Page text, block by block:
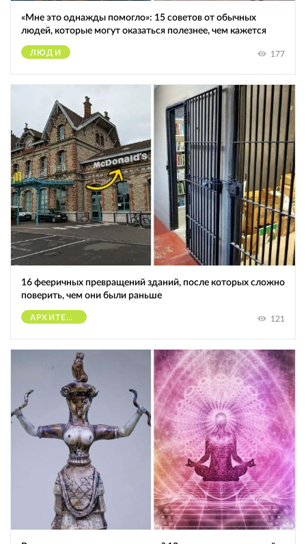
«Мне это однажды помогло»: 15 советов от обычных
людей, которые могут оказаться полезнее, чем кажется
ЛЮДИ 177
16 фееричных превращений зданий, после которых сложно
поверить, чем они были раньше
АРХИТЕКТУРА 121